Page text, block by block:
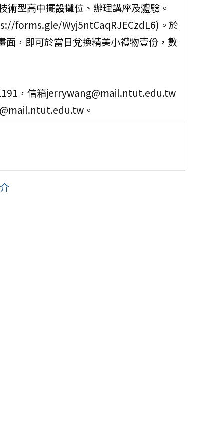
型高中擺設攤位、辦理講座及體驗。
forms.gle/Wyj5ntCaqRJECzdL6)。於
，即可於當日兌換精美小禮物壹份，數
，信箱jerrywang@mail.ntut.edu.tw
。